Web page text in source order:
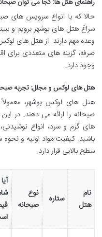
حالا که با انواع سرویس های
سراغ هتل های بوشهر برویم و
وعده مهم دارند. از هتل های
صرفه، گزینه های متعددی برای
وجود دارد.
هتل های لوکس و مجلل: تجربه
هتل های لوکس بوشهر،
صبحانه را ارائه می دهند. در
های گرم و سرد، انواع
باشید. کیفیت مواد اولیه و
سطح بالایی قرار دارد.
نام
هتل
ستاره
نوع
صبحانه
آیا